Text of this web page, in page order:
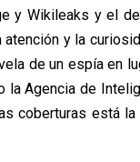
y Wikileaks y el
y la
de un espía en
Agencia de
coberturas está